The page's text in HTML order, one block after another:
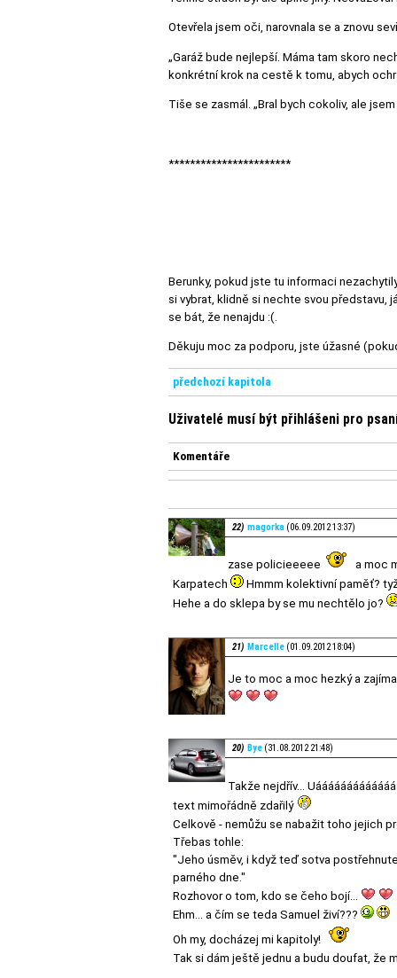
Otevřela jsem oči, narovnala se a znovu
„Garáž bude nejlepší. Máma tam skoro
konkrétní krok na cestě k tomu, abych
Tiše se zasmál. „Bral bych cokoliv, ale
***********************
Berunky, pokud jste tu informaci
si vybrat, klidně si nechte svou představu,
se bát, že nenajdu :(.
Děkuju moc za podporu, jste úžasné
předchozí kapitola
Uživatelé musí být přihlášeni pro
Komentáře
22) magorka (06.09.2012 13:37)
zase policieeeee
a moc
Karpatech
Hmmm kolektivní paměť?
Hehe a do sklepa by se mu nechtělo jo?
21) Marcelle (01.09.2012 18:04)
Je to moc a moc hezký a
20) Bye (31.08.2012 21:48)
Takže nejdřív...
text mimořádně zdařilý
Celkově - nemůžu se nabažit toho jejich
Třebas tohle:
"Jeho úsměv, i když teď sotva
parného dne."
Rozhovor o tom, kdo se čeho bojí...
Ehm... a čím se teda Samuel živí???
Oh my, docházej mi kapitoly!
Tak si dám ještě jednu a budu doufat, že